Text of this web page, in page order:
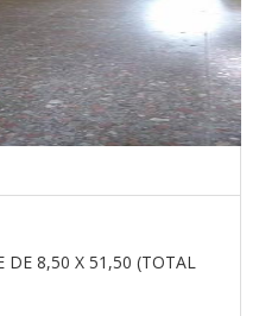
DE 8,50 X 51,50 (TOTAL